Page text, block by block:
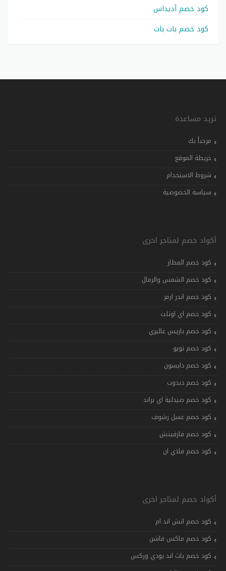
كود خصم أديداس
كود خصم بات بات
تريد مساعدة
مرحباً بك
خريطة الموقع
شروط الاستخدام
سياسة الخصوصية
أكواد خصم لمتاجر اخرى
كود خصم المطار
كود خصم الشمس والرمال
كود خصم اندر ارمر
كود خصم اي اوتلت
كود خصم باريس غاليري
كود خصم تويو
كود خصم دايسون
كود خصم دبدوب
كود خصم صيدلية اي براند
كود خصم عسل رشوف
كود خصم فارفيتش
كود خصم فلاي ان
أكواد خصم لمتاجر اخرى
كود خصم اتش اند ام
كود خصم ماكس فاشن
كود خصم باث اند بودي وركس